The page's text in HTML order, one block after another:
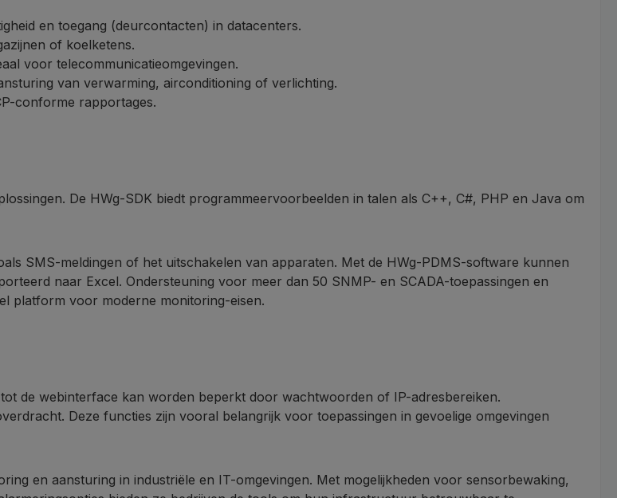
en toegang (deurcontacten) in datacenters.
of koelketens.
voor telecommunicatieomgevingen.
van verwarming, airconditioning of verlichting.
conforme rapportages.
De HWg-SDK biedt programmeervoorbeelden in talen als C++, C#, PHP en Java om
SMS-meldingen of het uitschakelen van apparaten. Met de HWg-PDMS-software kunnen
naar Excel. Ondersteuning voor meer dan 50 SNMP- en SCADA-toepassingen en
platform voor moderne monitoring-eisen.
de webinterface kan worden beperkt door wachtwoorden of IP-adresbereiken.
Deze functies zijn vooral belangrijk voor toepassingen in gevoelige omgevingen
en aansturing in industriële en IT-omgevingen. Met mogelijkheden voor sensorbewaking,